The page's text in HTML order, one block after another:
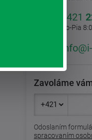
+421
Po-Pia
Zavoláme
Odoslaním
spracovaním